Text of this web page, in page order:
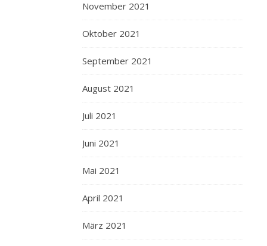
November 2021
Oktober 2021
September 2021
August 2021
Juli 2021
Juni 2021
Mai 2021
April 2021
März 2021